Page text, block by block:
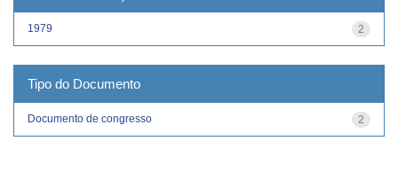
2
1979
Tipo do Documento
2
Documento de congresso